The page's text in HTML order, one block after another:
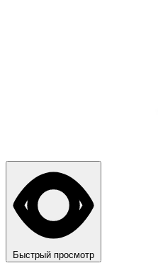
Быстрый просмотр